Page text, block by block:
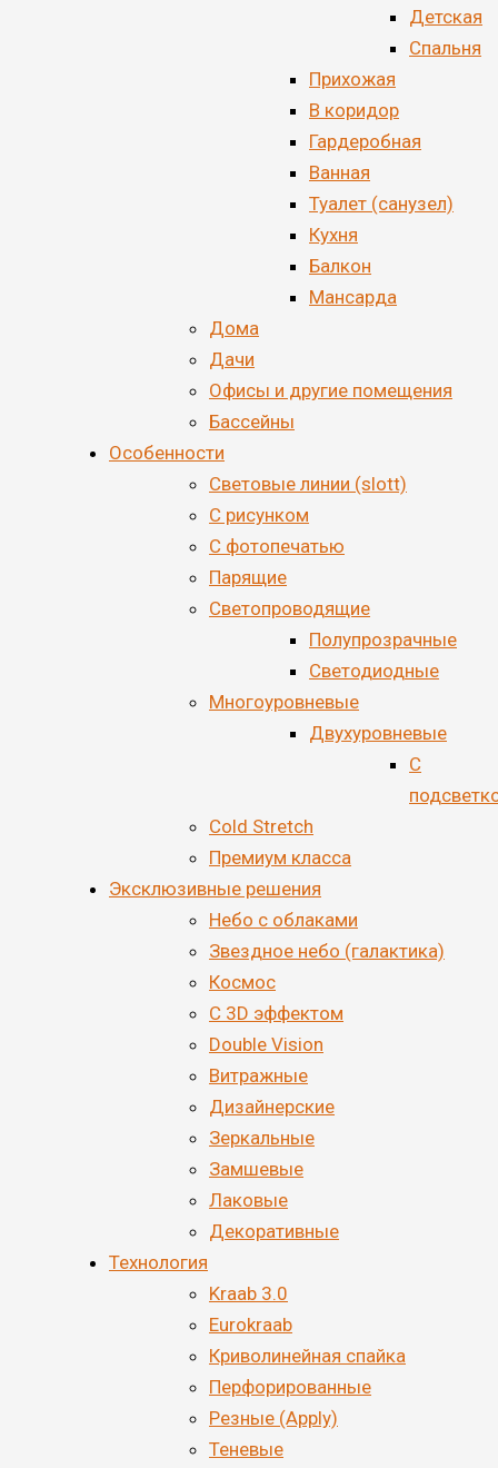
Детская
Спальня
Прихожая
В коридор
Гардеробная
Ванная
Туалет (санузел)
Кухня
Балкон
Мансарда
Дома
Дачи
Офисы и другие помещения
Бассейны
Особенности
Световые линии (slott)
С рисунком
С фотопечатью
Парящие
Светопроводящие
Полупрозрачные
Светодиодные
Многоуровневые
Двухуровневые
С
Cold Stretch
Премиум класса
Эксклюзивные решения
Небо с облаками
Звездное небо (галактика)
Космос
С 3D эффектом
Double Vision
Витражные
Дизайнерские
Зеркальные
Замшевые
Лаковые
Декоративные
Технология
Kraab 3.0
Eurokraab
Криволинейная спайка
Перфорированные
Резные (Apply)
Теневые